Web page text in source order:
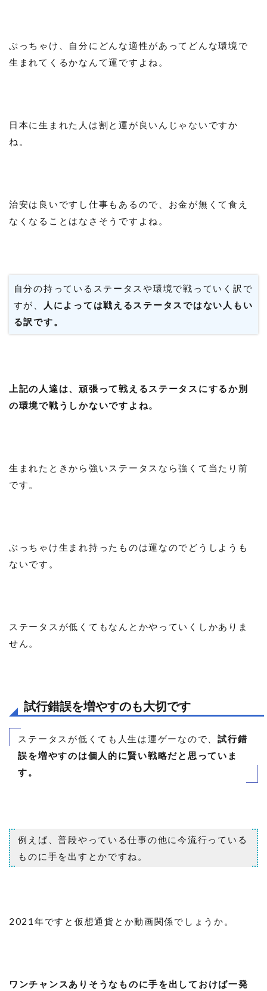
ぶっちゃけ、自分にどんな適性があってどんな環境で
生まれてくるかなんて運ですよね。
日本に生まれた人は割と運が良いんじゃないですか
ね。
治安は良いですし仕事もあるので、お金が無くて食え
なくなることはなさそうですよね。
自分の持っているステータスや環境で戦っていく訳で
すが、
人によっては戦えるステータスではない人もい
る訳です。
上記の人達は、頑張って戦えるステータスにするか別
の環境で戦うしかないですよね。
生まれたときから強いステータスなら強くて当たり前
です。
ぶっちゃけ生まれ持ったものは運なのでどうしようも
ないです。
ステータスが低くてもなんとかやっていくしかありま
せん。
試行錯誤を増やすのも大切です
ステータスが低くても人生は運ゲーなので、試行錯
誤を増やすのは個人的に賢い戦略だと思っていま
す。
例えば、普段やっている仕事の他に今流行っている
ものに手を出すとかですね。
2021年ですと仮想通貨とか動画関係でしょうか。
ワンチャンスありそうなものに手を出しておけば一発